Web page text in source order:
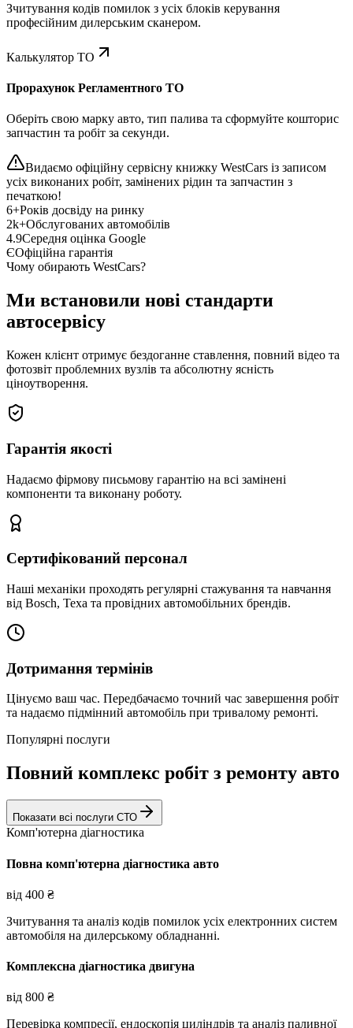
Зчитування кодів помилок з усіх блоків керування
професійним дилерським сканером.
Калькулятор ТО
Прорахунок Регламентного ТО
Оберіть свою марку авто, тип палива та сформуйте кошторис
запчастин та робіт за секунди.
Видаємо офіційну сервісну книжку WestCars із записом
усіх виконаних робіт, замінених рідин та запчастин з
печаткою!
6+Років досвіду на ринку
2k+Обслугованих автомобілів
4.9Середня оцінка Google
ЄОфіційна гарантія
Чому обирають WestCars?
Ми встановили нові стандарти
автосервісу
Кожен клієнт отримує бездоганне ставлення, повний відео та
фотозвіт проблемних вузлів та абсолютну ясність
ціноутворення.
Гарантія якості
Надаємо фірмову письмову гарантію на всі замінені
компоненти та виконану роботу.
Сертифікований персонал
Наші механіки проходять регулярні стажування та навчання
від Bosch, Texa та провідних автомобільних брендів.
Дотримання термінів
Цінуємо ваш час. Передбачаємо точний час завершення робіт
та надаємо підмінний автомобіль при тривалому ремонті.
Популярні послуги
Повний комплекс робіт з ремонту авто
Показати всі послуги СТО
Комп'ютерна діагностика
Повна комп'ютерна діагностика авто
від 400 ₴
Зчитування та аналіз кодів помилок усіх електронних систем
автомобіля на дилерському обладнанні.
Комплексна діагностика двигуна
від 800 ₴
Перевірка компресії, ендоскопія циліндрів та аналіз паливної